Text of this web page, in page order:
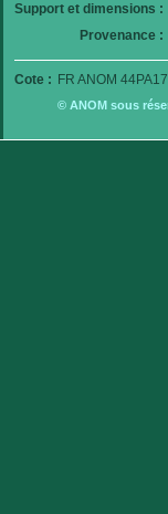
Support et dimensions :
Provenance :
Cote : FR ANOM
© ANOM sous